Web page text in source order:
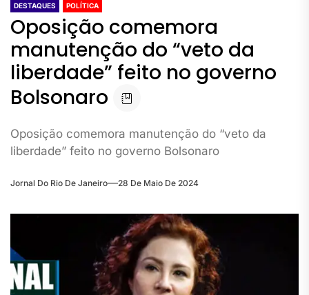
DESTAQUES POLÍTICA
Oposição comemora
manutenção do “veto da
liberdade” feito no governo
Bolsonaro
Oposição comemora manutenção do “veto da
liberdade” feito no governo Bolsonaro
Jornal Do Rio De Janeiro 28 De Maio De 2024